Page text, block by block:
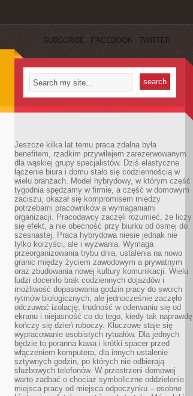
SUBSCRIBE FACEBOOK TWITTER
Jeszcze kilka lat temu praca zdalna była
benefitem, rzadkim przywilejem zarezerwowanym
dla wąskiej grupy specjalistów. Dziś elastyczne
łączenie biura i domu stało się codziennością w
wielu branżach. Model hybrydowy, w którym część
tygodnia spędzamy w firmie, a część w domowym
zaciszu, okazał się kompromisem między
potrzebami pracowników a wymaganiami
organizacji. Pracodawcy zaczęli rozumieć, że liczy
się efekt, a nie obecność przy biurku od ósmej do
szesnastej. Praca hybrydowa niesie jednak nie
tylko korzyści, ale i wyzwania. Wymaga
przeorganizowania trybu dnia, ustalenia na nowo
granic między życiem zawodowym a prywatnym
oraz zbudowania nowej kultury komunikacji. Wielu
ludzi doceniło brak codziennych dojazdów i
możliwość dopasowania godzin pracy do swoich
rytmów biologicznych, ale jednocześnie zaczęło
odczuwać izolację, trudność w oderwaniu się od
ekranu i niejasność co do tego, kiedy tak naprawdę
kończy się dzień roboczy. Kluczowe staje się
wypracowanie osobistych rytuałów. Dla jednych
będzie to poranna kawa i krótki spacer przed
włączeniem komputera, dla innych ustalenie
sztywnych godzin, po których nie odbierają
służbowych telefonów. W przestrzeni domowej
warto zadbać o chociaż symboliczne oddzielenie
miejsca pracy od miejsca odpoczynku – osobne